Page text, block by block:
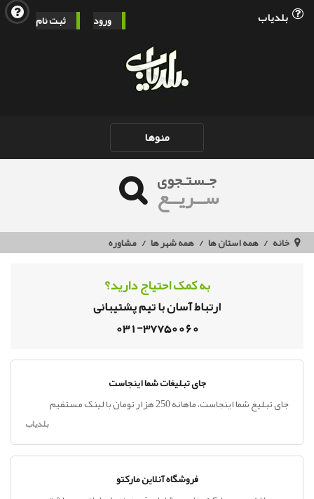
ورود ثبت نام بلدیاب
Toggle
navigation
منوها
جـستـجوی
ســریــع
خانه همه استان ها همه شهر ها مشاوره
به کمک احتیاج دارید؟
ارتباط آسان با تیم پشتیبانی
031-37750060
جای تبلیغات شما اینجاست
جای تبلیغ شما اینجاست، ماهانه 250 هزار تومان با لینک مستقیم
بلدیاب
فروشگاه آنلاین مارکتو